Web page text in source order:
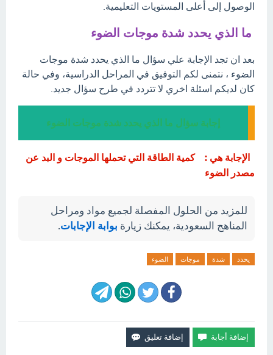
الوصول إلى أعلى المستويات التعليمية.
ما الذي يحدد شدة موجات الضوء
بعد ان تجد الإجابة علي سؤال ما الذي يحدد شدة موجات
الضوء ، نتمنى لكم التوفيق في المراحل الدراسية، وفي حالة
كان لديكم اسئلة اخري لا تتردد في طرح سؤال جديد.
إجابة سؤال ما الذي يحدد شدة موجات الضوء
الإجابة هي : كمية الطاقة التي تحملها الموجات و البد عن
مصدر الضوء
للمزيد من الحلول المفصلة لجميع مواد ومراحل
المناهج السعودية، يمكنك زيارة بوابة الإجابات.
يحدد شدة موجات الضوء